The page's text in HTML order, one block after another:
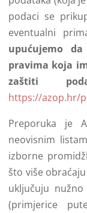
podaci se
eventualni
upućujemo
pravima koja
zaštiti
https://azop.hr/
Preporuka je
neovisnim
izborne
što više
uključuju
(primjerice